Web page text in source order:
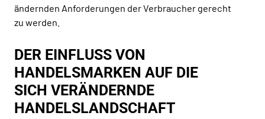
ändernden Anforderungen der Verbraucher gerecht
zu werden.
DER EINFLUSS VON
HANDELSMARKEN AUF DIE
SICH VERÄNDERNDE
HANDELSLANDSCHAFT